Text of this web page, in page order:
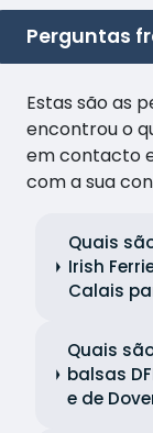
Perguntas
Estas são as
encontrou o
em contacto
com a sua
Quais
Irish
Calais
Quais
balsas
e de